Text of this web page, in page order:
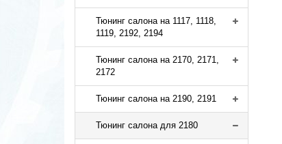
Тюнинг салона на 1117, 1118,
1119, 2192, 2194
Тюнинг салона на 2170, 2171,
2172
Тюнинг салона на 2190, 2191
Тюнинг салона для 2180